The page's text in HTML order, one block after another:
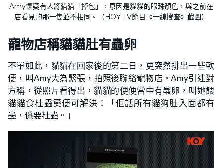
Amy懷疑有人將貓貓「掉包」，原因是貓貓的眼珠顏色，與之前在
店看見的那一隻並不相同。（HOY TV節目《一線搜查》截圖）
寵物店稱貓貓肚有蟲卵
不單如此，貓貓在回家後的第二日，更突然排出一些軟
便，叫Amy大為緊張，拍照後聯絡寵物店。Amy引述對
方稱，從照片看得出，貓貓的便便當中有蟲卵，叫她餵
貓貓食杜蟲藥便可解決：「佢話所有貓狗肚入面都有
蟲，係要杜蟲。」